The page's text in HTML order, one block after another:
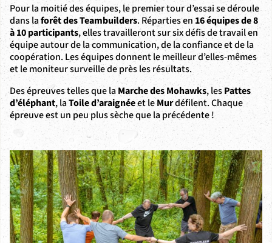
Pour la moitié des équipes, le premier tour d’essai se déroule
dans laforêt des Teambuilders. Réparties en16 équipes de 8
à 10 participants, elles travailleront sur six défis de travail en
équipe autour de la communication, de la confiance et de la
coopération. Les équipes donnent le meilleur d’elles-mêmes
et le moniteur surveille de près les résultats.
Des épreuves telles que laMarche des Mohawks, lesPattes
d’éléphant, laToile d’araignéeet leMurdéfilent. Chaque
épreuve est un peu plus sèche que la précédente !